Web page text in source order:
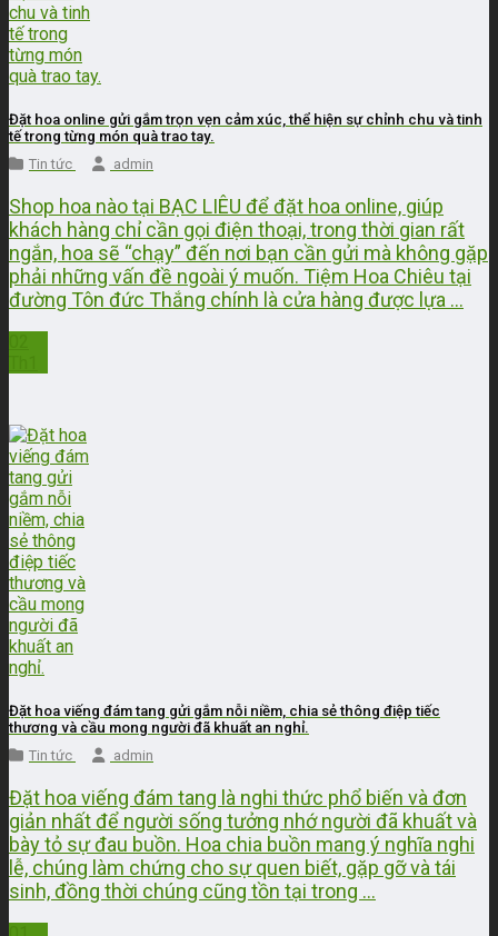
Đặt hoa online gửi gắm trọn vẹn cảm xúc, thể hiện sự chỉnh chu và tinh
tế trong từng món quà trao tay.
Tin tức
admin
Shop hoa nào tại BẠC LIÊU để đặt hoa online, giúp
khách hàng chỉ cần gọi điện thoại, trong thời gian rất
ngắn, hoa sẽ “chạy” đến nơi bạn cần gửi mà không gặp
phải những vấn đề ngoài ý muốn. Tiệm Hoa Chiêu tại
đường Tôn đức Thắng chính là cửa hàng được lựa ...
Đặt hoa viếng đám tang gửi gắm nỗi niềm, chia sẻ thông điệp tiếc
thương và cầu mong người đã khuất an nghỉ.
Tin tức
admin
Đặt hoa viếng đám tang là nghi thức phổ biến và đơn
giản nhất để người sống tưởng nhớ người đã khuất và
bày tỏ sự đau buồn. Hoa chia buồn mang ý nghĩa nghi
lễ, chúng làm chứng cho sự quen biết, gặp gỡ và tái
sinh, đồng thời chúng cũng tồn tại trong ...